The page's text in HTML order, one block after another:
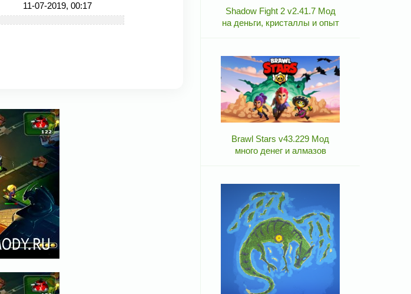
11-07-2019, 00:17
Shadow Fight 2 v2.41.7 Мод
на деньги, кристаллы и опыт
Brawl Stars v43.229 Мод
много денег и алмазов